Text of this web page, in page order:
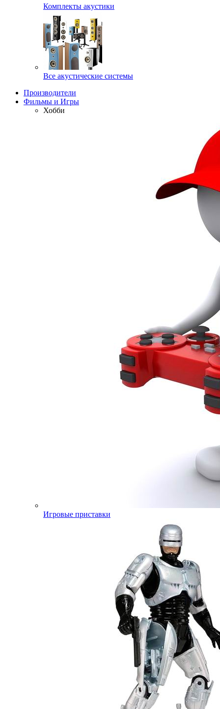
Комплекты акустики
Все акустические системы
Производители
Фильмы и Игры
Хобби
Игровые приставки